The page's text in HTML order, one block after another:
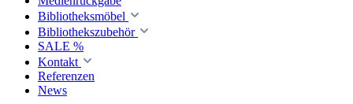
Bibliotheksmöbel
Bibliothekszubehör
SALE %
Kontakt
Referenzen
News